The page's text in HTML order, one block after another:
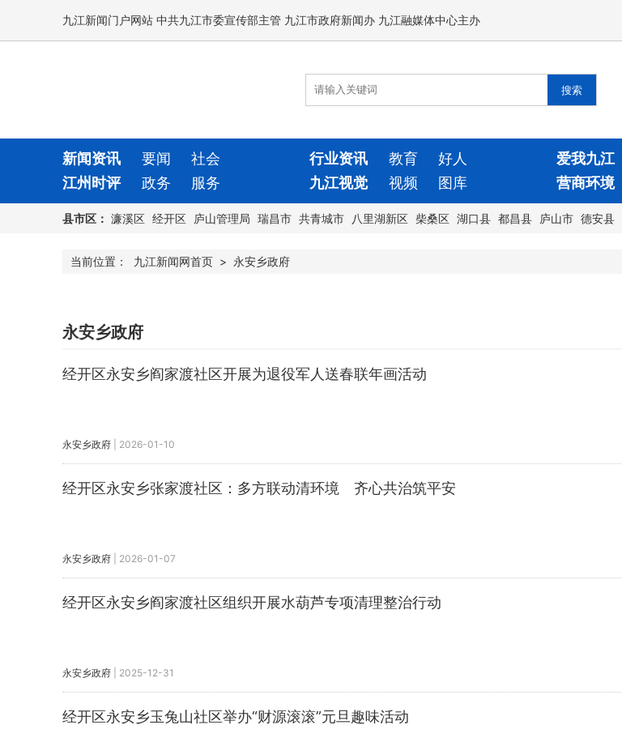
九江新闻门户网站 中共九江市委宣传部主管 九江市政府新闻办 九江融媒体中心主办
新闻资讯 要闻 社会 行业资讯 教育 好人 爱我九江
江州时评
政务 服务 九江视觉 视频 图库 营商环境
县市区： 濂溪区 经开区 庐山管理局 瑞昌市 共青城市 八里湖新区 柴桑区 湖口县 都昌县 庐山市 德安县
当前位置： 九江新闻网首页 > 永安乡政府
永安乡政府
经开区永安乡阎家渡社区开展为退役军人送春联年画活动
永安乡政府 2026-01-10
经开区永安乡张家渡社区：多方联动清环境 齐心共治筑平安
永安乡政府 2026-01-07
经开区永安乡阎家渡社区组织开展水葫芦专项清理整治行动
永安乡政府 2025-12-31
经开区永安乡玉兔山社区举办“财源滚滚”元旦趣味活动